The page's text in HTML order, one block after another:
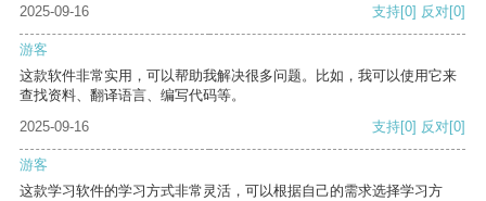
2025-09-16 支持[0] 反对[0]
游客
这款软件非常实用，可以帮助我解决很多问题。比如，我可以使用它来
查找资料、翻译语言、编写代码等。
2025-09-16
支持[0] 反对[0]
游客
这款学习软件的学习方式非常灵活，可以根据自己的需求选择学习方